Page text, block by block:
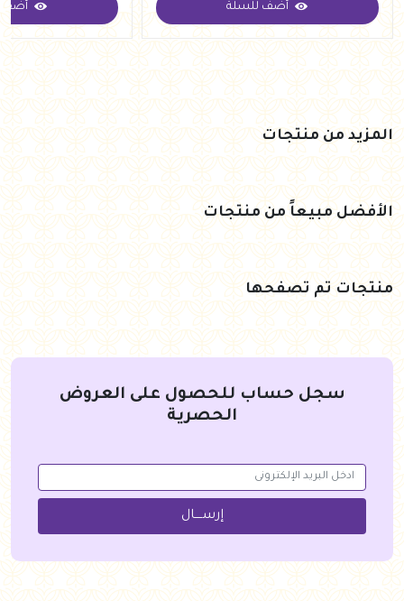
جنيه
أضف للسلة
جنيه
أضف
المزيد من منتجات
الأفضل مبيعاً من منتجات
منتجات تم تصفحها
سجل حساب للحصول على العروض
الحصرية
إرســــال